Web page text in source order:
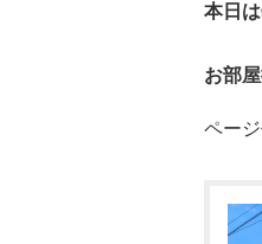
本日
お部
ペー